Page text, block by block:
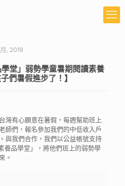
, 2019
堂」弱勢學童暑期閱讀素養
們暑假進步了！】
灣有心願意在暑假，每週幫助班上
師們，報名參加我們的中低收入戶
與我們合作，我們以公益帳號支持
品學堂」，將他們班上的弱勢學
。